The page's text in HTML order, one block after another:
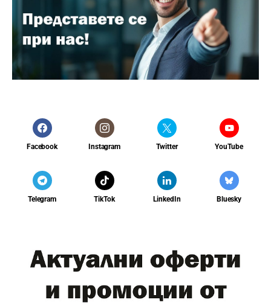
Facebook Instagram Twitter YouTube
Telegram TikTok LinkedIn Bluesky